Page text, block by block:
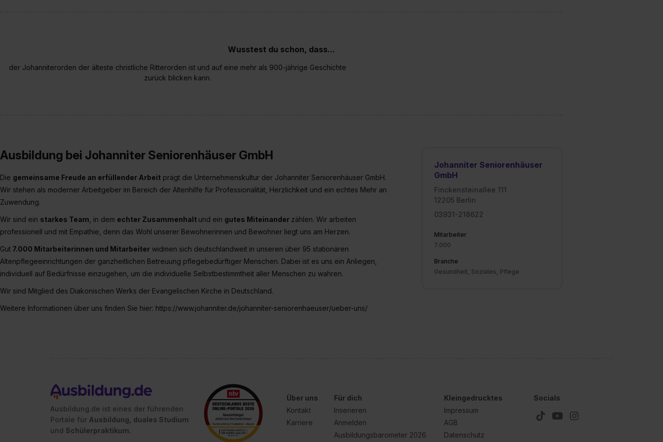
Wusstest du schon, dass...
der Johanniterorden der älteste christliche Ritterorden ist und auf eine mehr als 900-jährige Geschichte
zurück blicken kann.
Johanniter Seniorenhäuser
GmbH
Finckensteinallee 111
12205 Berlin
03931-218622
Mitarbeiter
7.000
Branche
Gesundheit, Soziales, Pflege
Ausbildung bei Johanniter Seniorenhäuser GmbH
Die gemeinsame Freude an erfüllender Arbeit prägt die Unternehmenskultur der Johanniter Seniorenhäuser GmbH.
Wir stehen als moderner Arbeitgeber im Bereich der Altenhilfe für Professionalität, Herzlichkeit und ein echtes Mehr an
Zuwendung.
Wir sind ein starkes Team , in dem echter Zusammenhalt und ein gutes Miteinander zählen. Wir arbeiten
professionell und mit Empathie, denn das Wohl unserer Bewohnerinnen und Bewohner liegt uns am Herzen.
Gut 7.000 Mitarbeiterinnen und Mitarbeiter widmen sich deutschlandweit in unseren über 95 stationären
Altenpflegeeinrichtungen der ganzheitlichen Betreuung pflegebedürftiger Menschen. Dabei ist es uns ein Anliegen,
individuell auf Bedürfnisse einzugehen, um die individuelle Selbstbestimmtheit aller Menschen zu wahren.
Wir sind Mitglied des Diakonischen Werks der Evangelischen Kirche in Deutschland.
Weitere Informationen über uns finden Sie hier: https://www.johanniter.de/johanniter-seniorenhaeuser/ueber-uns/
Ausbildung.de ist eines der führenden
Portale für Ausbildung, duales Studium
und Schülerpraktikum.
Über uns
Kontakt
Karriere
Für dich
Inserieren
Anmelden
Ausbildungsbarometer 2026
Kleingedrucktes
Impressum
AGB
Datenschutz
Socials